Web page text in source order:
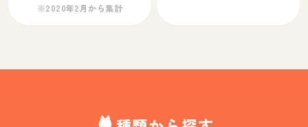
※2020年2月から集計